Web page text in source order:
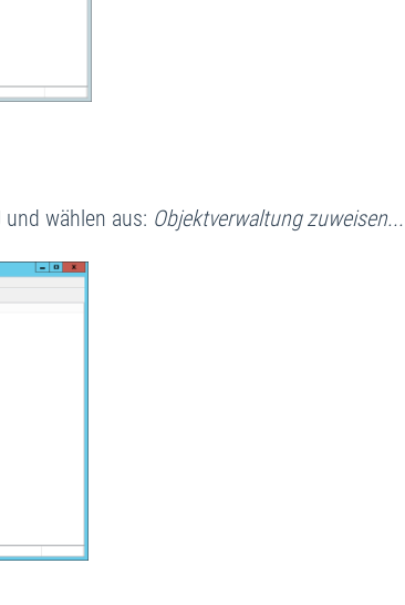
wählen aus: Objektverwaltung zuweisen...